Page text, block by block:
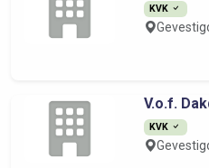
KVK
V.o.f.
KVK